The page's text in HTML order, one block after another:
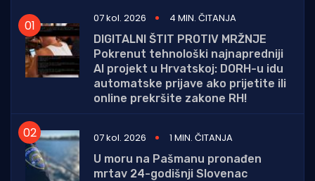
07 kol. 2026
4 MIN. ČITANJA
DIGITALNI ŠTIT PROTIV MRŽNJE
Pokrenut tehnološki najnapredniji
AI projekt u Hrvatskoj: DORH-u idu
automatske prijave ako prijetite ili
online prekršite zakone RH!
07 kol. 2026
1 MIN. ČITANJA
U moru na Pašmanu pronađen
mrtav 24-godišnji Slovenac